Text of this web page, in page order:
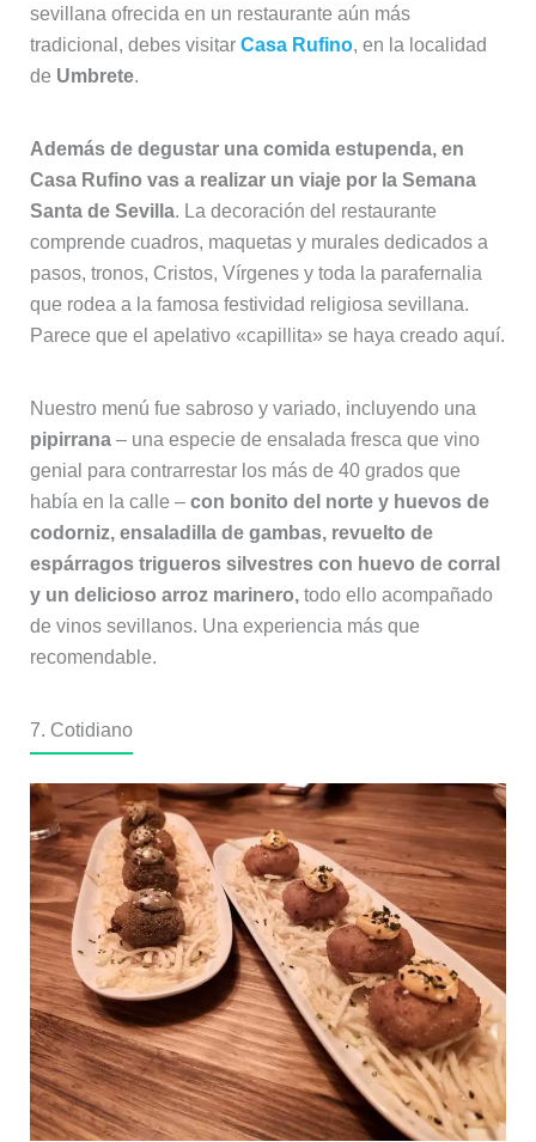
sevillana ofrecida en un restaurante aún más
tradicional, debes visitar Casa Rufino, en la localidad
de Umbrete.
Además de degustar una comida estupenda, en
Casa Rufino vas a realizar un viaje por la Semana
Santa de Sevilla. La decoración del restaurante
comprende cuadros, maquetas y murales dedicados a
pasos, tronos, Cristos, Vírgenes y toda la parafernalia
que rodea a la famosa festividad religiosa sevillana.
Parece que el apelativo «capillita» se haya creado aquí.
Nuestro menú fue sabroso y variado, incluyendo una
pipirrana– una especie de ensalada fresca que vino
genial para contrarrestar los más de 40 grados que
había en la calle – con bonito del norte y huevos de
codorniz, ensaladilla de gambas, revuelto de
espárragos trigueros silvestres con huevo de corral
y un delicioso arroz marinero,todo ello acompañado
de vinos sevillanos. Una experiencia más que
recomendable.
7. Cotidiano